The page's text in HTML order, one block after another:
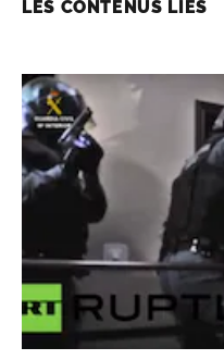
LES CONTENUS LIÉS